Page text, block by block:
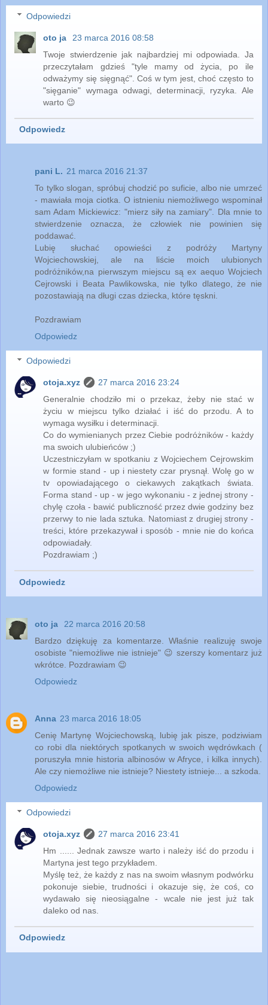
Odpowiedzi
oto ja
23 marca 2016 08:58
Twoje stwierdzenie jak najbardziej mi odpowiada. Ja
przeczytałam gdzieś "tyle mamy od życia, po ile
odważymy się sięgnąć". Coś w tym jest, choć często to
"sięganie" wymaga odwagi, determinacji, ryzyka. Ale
warto 😉
Odpowiedz
pani L. 21 marca 2016 21:37
To tylko slogan, spróbuj chodzić po suficie, albo nie umrzeć
- mawiała moja ciotka. O istnieniu niemożliwego wspominał
sam Adam Mickiewicz: "mierz siły na zamiary". Dla mnie to
stwierdzenie oznacza, że człowiek nie powinien się
poddawać.
Lubię słuchać opowieści z podróży Martyny
Wojciechowskiej, ale na liście moich ulubionych
podróżników,na pierwszym miejscu są ex aequo Wojciech
Cejrowski i Beata Pawlikowska, nie tylko dlatego, że nie
pozostawiają na długi czas dziecka, które tęskni.
Pozdrawiam
Odpowiedz
Odpowiedzi
otoja.xyz
27 marca 2016 23:24
Generalnie chodziło mi o przekaz, żeby nie stać w
życiu w miejscu tylko działać i iść do przodu. A to
wymaga wysiłku i determinacji.
Co do wymienianych przez Ciebie podróżników - każdy
ma swoich ulubieńców ;)
Uczestniczyłam w spotkaniu z Wojciechem Cejrowskim
w formie stand - up i niestety czar prysnął. Wolę go w
tv opowiadającego o ciekawych zakątkach świata.
Forma stand - up - w jego wykonaniu - z jednej strony -
chylę czoła - bawić publiczność przez dwie godziny bez
przerwy to nie lada sztuka. Natomiast z drugiej strony -
treści, które przekazywał i sposób - mnie nie do końca
odpowiadały.
Pozdrawiam ;)
Odpowiedz
oto ja
22 marca 2016 20:58
Bardzo dziękuję za komentarze. Właśnie realizuję swoje
osobiste "niemożliwe nie istnieje" 😉 szerszy komentarz już
wkrótce. Pozdrawiam 😉
Odpowiedz
Anna 23 marca 2016 18:05
Cenię Martynę Wojciechowską, lubię jak pisze, podziwiam
co robi dla niektórych spotkanych w swoich wędrówkach (
poruszyła mnie historia albinosów w Afryce, i kilka innych).
Ale czy niemożliwe nie istnieje? Niestety istnieje... a szkoda.
Odpowiedz
Odpowiedzi
otoja.xyz
27 marca 2016 23:41
Hm ...... Jednak zawsze warto i należy iść do przodu i
Martyna jest tego przykładem.
Myślę też, że każdy z nas na swoim własnym podwórku
pokonuje siebie, trudności i okazuje się, że coś, co
wydawało się nieosiągalne - wcale nie jest już tak
daleko od nas.
Odpowiedz